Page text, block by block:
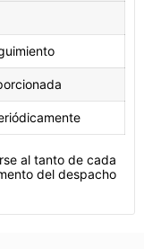
al tanto de cada
del despacho